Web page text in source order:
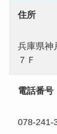
住所
兵庫県神
７Ｆ
電話番号
078-241-